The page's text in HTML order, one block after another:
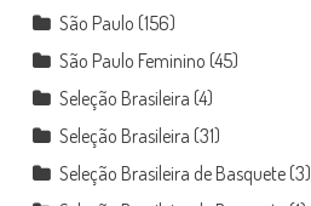
São Paulo (156)
São Paulo Feminino (45)
Seleção Brasileira (4)
Seleção Brasileira (31)
Seleção Brasileira de Basquete(3)